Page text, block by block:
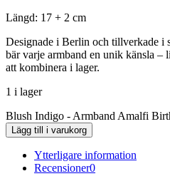
Längd: 17 + 2 cm
Designade i Berlin och tillverkade i
bär varje armband en unik känsla –
att kombinera i lager.
1 i lager
Blush Indigo - Armband Amalfi
Lägg till i varukorg
Ytterligare information
Recensioner0